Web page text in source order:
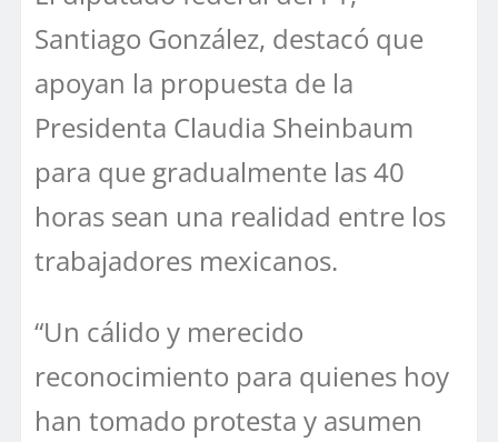
Santiago González, destacó que
apoyan la propuesta de la
Presidenta Claudia Sheinbaum
para que gradualmente las 40
horas sean una realidad entre los
trabajadores mexicanos.
“Un cálido y merecido
reconocimiento para quienes hoy
han tomado protesta y asumen